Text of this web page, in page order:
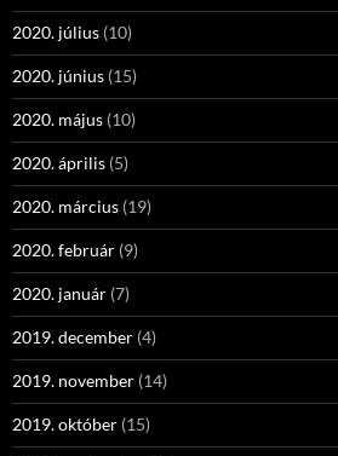
2020. július (10)
2020. június (15)
2020. május (10)
2020. április (5)
2020. március (19)
2020. február (9)
2020. január (7)
2019. december (4)
2019. november (14)
2019. október (15)